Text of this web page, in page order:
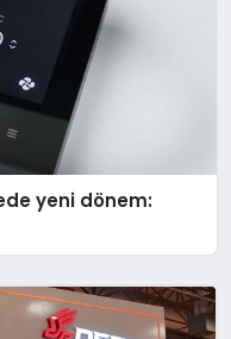
yeni dönem: